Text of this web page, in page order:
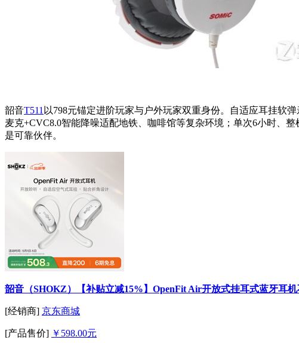
韶音T511 以798元锚定进阶玩家与户外玩家双重身份。自适应耳挂软
麦克+CVC8.0智能降噪适配地铁、咖啡馆等复杂环境；单次6小时、
是可靠伙伴。
韶音（SHOKZ）【补贴立减15%】OpenFit Air开放式挂耳式蓝牙耳
[经销商] 京东商城
[产品售价] ￥598.00元